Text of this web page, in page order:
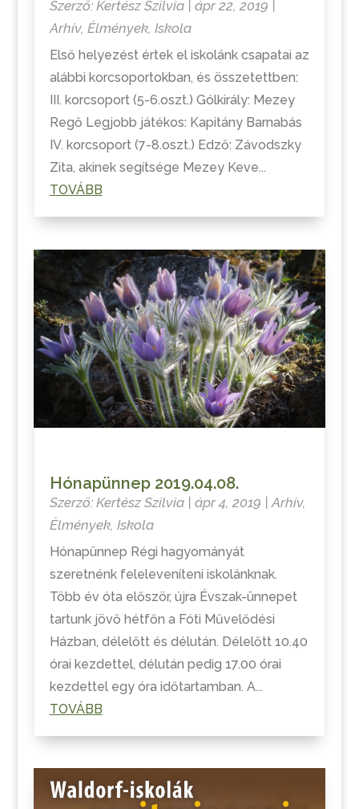
Szerző: Kertész Szilvia| ápr 22, 2019
Arhív, Élmények, Iskola
Első helyezést értek el iskolánk csapatai az
alábbi korcsoportokban, és összetettben:
III. korcsoport (5-6.oszt.) Gólkirály: Mezey
Regő Legjobb játékos: Kapitány Barnabás
IV. korcsoport (7-8.oszt.) Edző: Závodszky
Zita, akinek segítsége Mezey Keve...
TOVÁBB
Hónapünnep 2019.04.08.
Szerző: Kertész Szilvia| ápr 4, 2019 | Arhív,
Élmények, Iskola
Hónapünnep Régi hagyományát
szeretnénk feleleveníteni iskolánknak.
Több év óta először, újra Évszak-ünnepet
tartunk jövő hétfőn a Fóti Művelődési
Házban, délelőtt és délután. Délelőtt 10.40
órai kezdettel, délután pedig 17.00 órai
kezdettel egy óra időtartamban. A...
TOVÁBB